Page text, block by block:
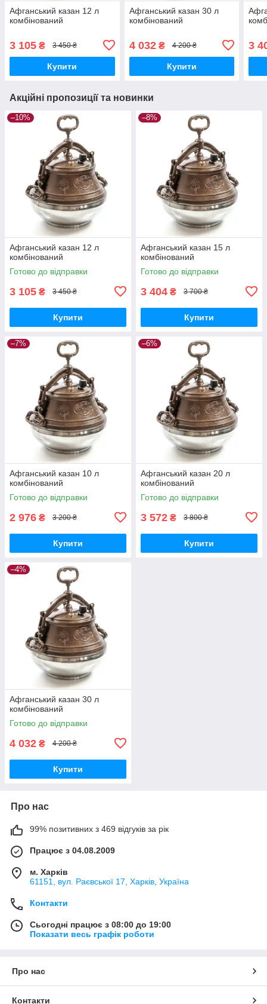
Афганський казан 12 л
комбінований
3 105 ₴ 3 450 ₴
Купити
Афганський казан 30 л
комбінований
4 032₴ 4 200 ₴
Купити
3
Акційні пропозиції та новинки
–10%
Афганський казан 12 л
комбінований
Готово до відправки
3 105 ₴ 3 450 ₴
Купити
–8%
Афганський казан 15 л
комбінований
Готово до відправки
3 404 ₴ 3 700 ₴
Купити
–7%
Афганський казан 10 л
комбінований
Готово до відправки
2 976 ₴ 3 200 ₴
Купити
–6%
Афганський казан 20 л
комбінований
Готово до відправки
3 572 ₴ 3 800 ₴
Купити
–4%
Афганський казан 30 л
комбінований
Готово до відправки
4 032 ₴ 4 200 ₴
Купити
Про нас
99% позитивних з 469 відгуків за рік
Працює з 04.08.2009
м. Харків
61151, вул. Раєвської 17, Харків, Україна
Контакти
Сьогодні працює з 08:00 до 19:00
Показати весь графік роботи
Про нас
Контакти